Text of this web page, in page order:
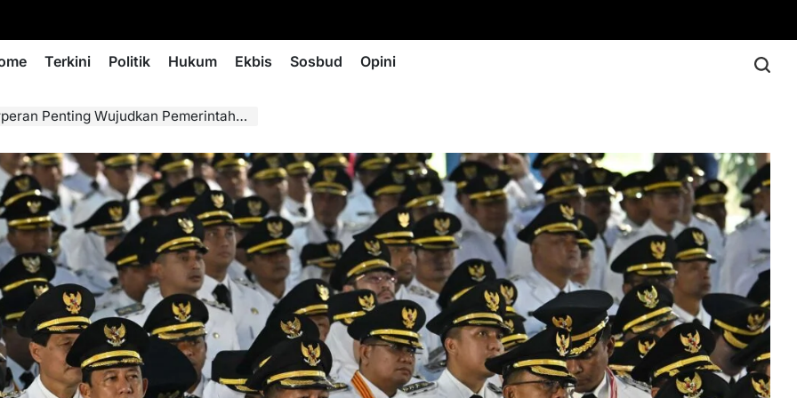
Terkini Politik Hukum Ekbis Sosbud Opini
Wujudkan Pemerintahan Lebih Baik